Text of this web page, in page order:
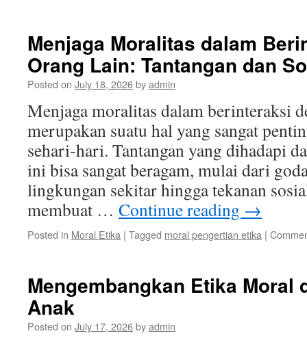
Menjaga Moralitas dalam
Orang Lain: Tantangan dan
Posted on July 18, 2026byadmin
Menjaga moralitas dalam berinteraksi
merupakan suatu hal yang sangat
sehari-hari. Tantangan yang dihadapi
ini bisa sangat beragam, mulai dari
lingkungan sekitar hingga tekanan
membuat … Continue reading →
Posted in Moral Etika | Tagged moral pengertian etika |
Mengembangkan Etika Moral
Anak
Posted on July 17, 2026byadmin